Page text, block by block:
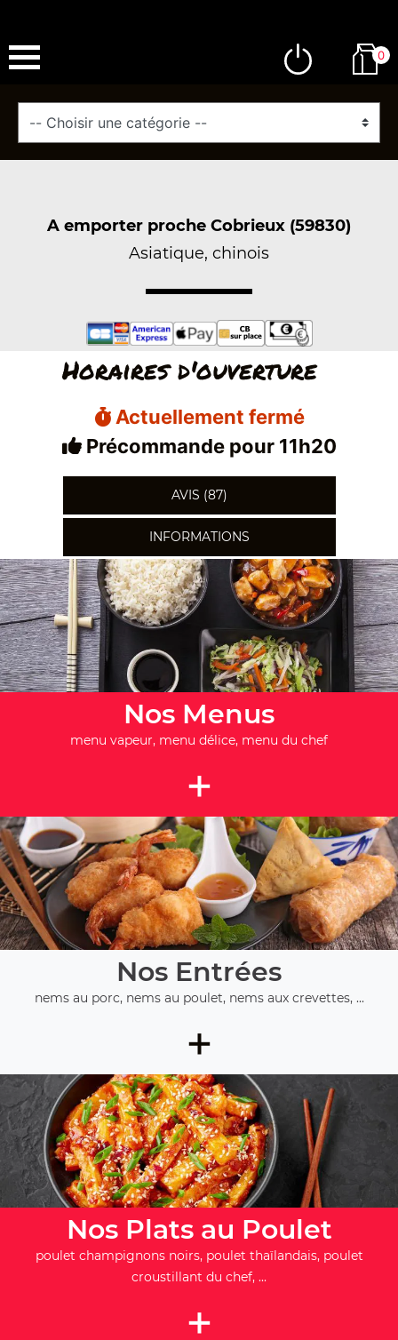
0
A emporter proche Cobrieux (59830)
Asiatique, chinois
Horaires d'ouverture
Actuellement fermé
Précommande pour 11h20
AVIS (87)
INFORMATIONS
Nos Menus
menu vapeur, menu délice, menu du chef
+
Nos Entrées
nems au porc, nems au poulet, nems aux crevettes, ...
+
Nos Plats au Poulet
poulet champignons noirs, poulet thaïlandais, poulet
croustillant du chef, ...
+